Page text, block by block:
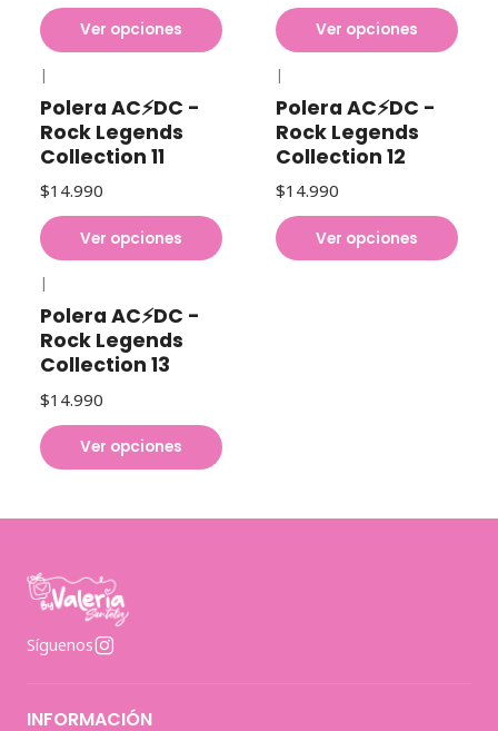
Ver opciones Ver opciones
|
Polera AC⚡DC -
Rock Legends
Collection 11
$14.990
Ver opciones
|
Polera AC⚡DC -
Rock Legends
Collection 12
$14.990
Ver opciones
|
Polera AC⚡DC -
Rock Legends
Collection 13
$14.990
Ver opciones
Síguenos
INFORMACIÓN